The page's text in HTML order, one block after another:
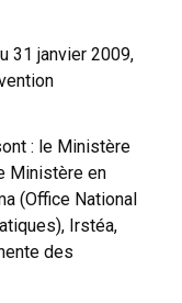
31 janvier 2009,
: le Ministère
Ministère en
(Office National
Irstéa,
des